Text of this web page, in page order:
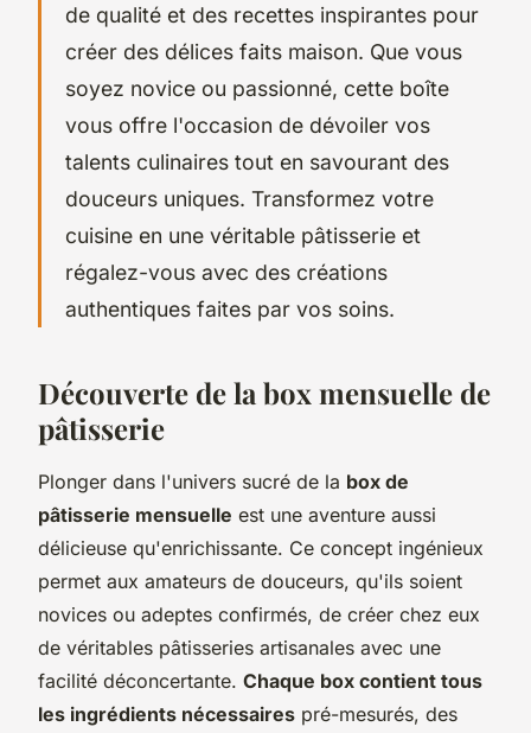
de qualité et des recettes inspirantes pour
créer des délices faits maison. Que vous
soyez novice ou passionné, cette boîte
vous offre l'occasion de dévoiler vos
talents culinaires tout en savourant des
douceurs uniques. Transformez votre
cuisine en une véritable pâtisserie et
régalez-vous avec des créations
authentiques faites par vos soins.
Découverte de la box mensuelle de
pâtisserie
Plonger dans l'univers sucré de la box de
pâtisserie mensuelle est une aventure aussi
délicieuse qu'enrichissante. Ce concept ingénieux
permet aux amateurs de douceurs, qu'ils soient
novices ou adeptes confirmés, de créer chez eux
de véritables pâtisseries artisanales avec une
facilité déconcertante. Chaque box contient tous
les ingrédients nécessaires pré-mesurés, des